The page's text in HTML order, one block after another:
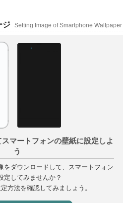
ジ Setting Image of Smartphone Wallpaper
マートフォンの壁紙に設定しよ
う
をダウンロードして、スマートフォン
定してみませんか？
方法を確認してみましょう。